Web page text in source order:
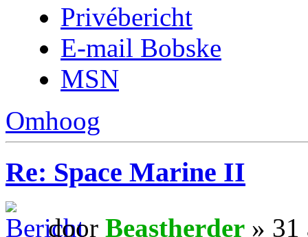
Privébericht
E-mail Bobske
MSN
Omhoog
Re: Space Marine II
door Beastherder » 31